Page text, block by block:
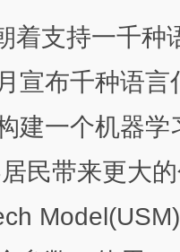
着支持一千
宣布千种语
建一个机器
民带来更大